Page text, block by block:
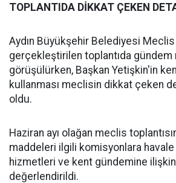
TOPLANTIDA DİKKAT ÇEKEN
Aydın Büyükşehir Belediyesi
gerçekleştirilen toplantıda gündem
görüşülürken, Başkan Yetişkin'in
kullanması meclisin dikkat çeken
oldu.
Haziran ayı olağan meclis
maddeleri ilgili komisyonlara
hizmetleri ve kent gündemine
değerlendirildi.